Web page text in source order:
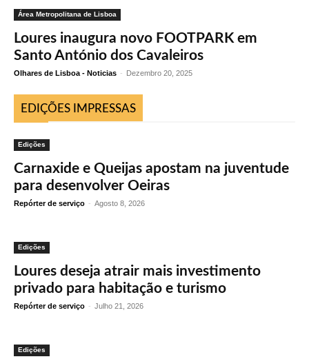
Área Metropolitana de Lisboa
Loures inaugura novo FOOTPARK em
Santo António dos Cavaleiros
Olhares de Lisboa - Noticias - Dezembro 20, 2025
EDIÇÕES IMPRESSAS
Edições
Carnaxide e Queijas apostam na juventude
para desenvolver Oeiras
Repórter de serviço - Agosto 8, 2026
Edições
Loures deseja atrair mais investimento
privado para habitação e turismo
Repórter de serviço - Julho 21, 2026
Edições